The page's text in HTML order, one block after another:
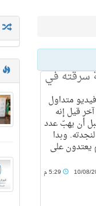
سرقته في
متداول
قيل إنه
أن يهبّ عدد
وبدا
يعتدون على
10/08/